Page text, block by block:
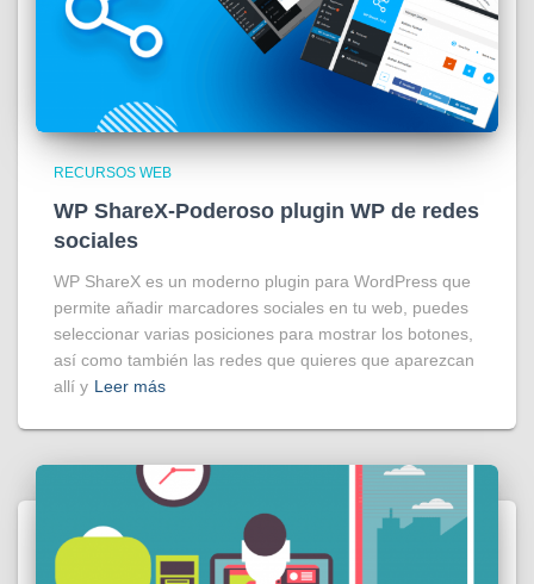
RECURSOS WEB
WP ShareX-Poderoso plugin WP de redes
sociales
WP ShareX es un moderno plugin para WordPress que
permite añadir marcadores sociales en tu web, puedes
seleccionar varias posiciones para mostrar los botones,
así como también las redes que quieres que aparezcan
allí y Leer más